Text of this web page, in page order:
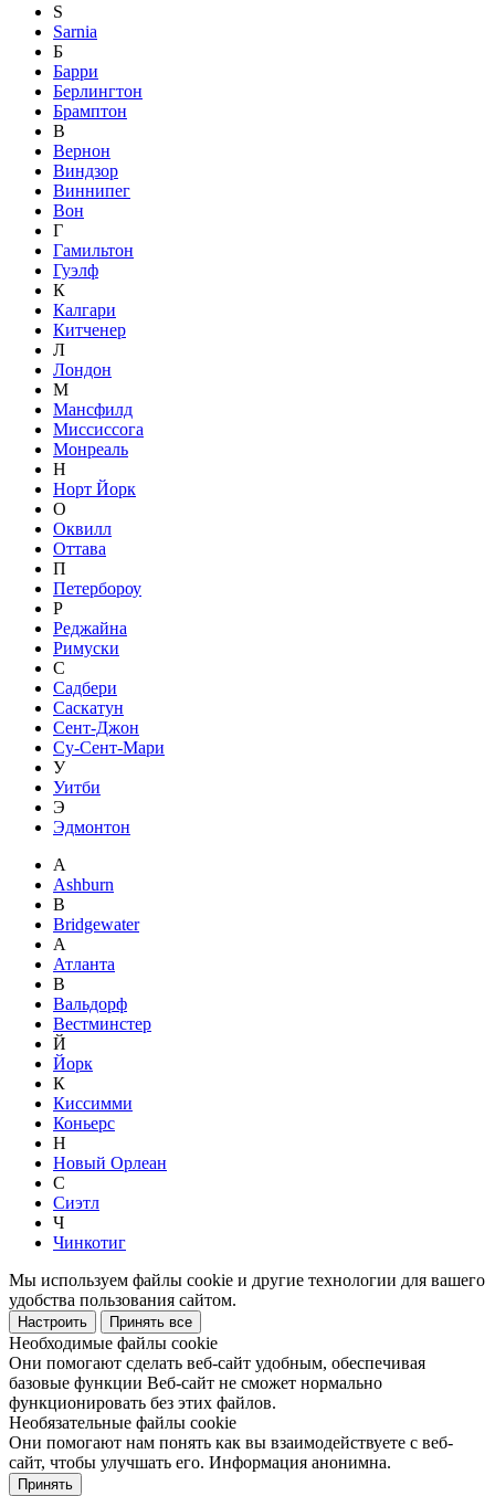
S
Sarnia
Б
Барри
Берлингтон
Брамптон
В
Вернон
Виндзор
Виннипег
Вон
Г
Гамильтон
Гуэлф
К
Калгари
Китченер
Л
Лондон
М
Мансфилд
Миссиссога
Монреаль
Н
Норт Йорк
О
Оквилл
Оттава
П
Петербороу
Р
Реджайна
Римуски
С
Садбери
Саскатун
Сент-Джон
Су-Сент-Мари
У
Уитби
Э
Эдмонтон
A
Ashburn
B
Bridgewater
А
Атланта
В
Вальдорф
Вестминстер
Й
Йорк
К
Киссимми
Коньерс
Н
Новый Орлеан
С
Сиэтл
Ч
Чинкотиг
Мы используем файлы cookie и другие технологии для вашего
удобства пользования сайтом.
Настроить Принять все
Необходимые файлы cookie
Они помогают сделать веб-сайт удобным, обеспечивая
базовые функции Веб-сайт не сможет нормально
функционировать без этих файлов.
Необязательные файлы cookie
Они помогают нам понять как вы взаимодействуете с веб-
сайт, чтобы улучшать его. Информация анонимна.
Принять